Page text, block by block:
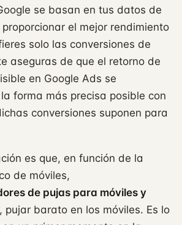
se basan en tus datos de
el mejor rendimiento
solo las conversiones de
aseguras de que el retorno de
en Google Ads se
forma más precisa posible con
conversiones suponen para
es que, en función de la
de móviles,
de pujas para móviles y
pujar barato en los móviles. Es lo